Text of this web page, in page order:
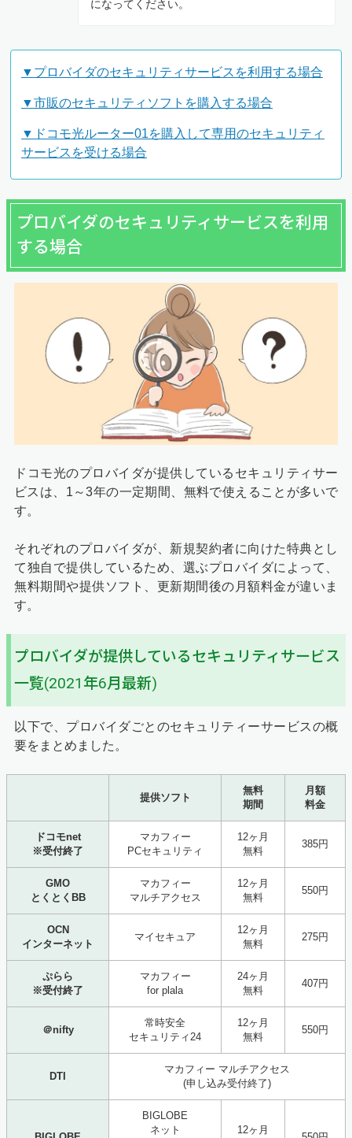
になってください。
▼プロバイダのセキュリティサービスを利用する場合
▼市販のセキュリティソフトを購入する場合
▼ドコモ光ルーター01を購入して専用のセキュリティ
サービスを受ける場合
プロバイダのセキュリティサービスを利用
する場合
ドコモ光のプロバイダが提供しているセキュリティサー
ビスは、1～3年の一定期間、無料で使えることが多いで
す。
それぞれのプロバイダが、新規契約者に向けた特典とし
て独自で提供しているため、選ぶプロバイダによって、
無料期間や提供ソフト、更新期間後の月額料金が違いま
す。
プロバイダが提供しているセキュリティサービス
一覧(2021年6月最新)
以下で、プロバイダごとのセキュリティーサービスの概
要をまとめました。
提供ソフト
無料
期間
月額
料金
ドコモnet
※受付終了
マカフィー
PCセキュリティ
12ヶ月
無料
385円
GMO
とくとくBB
マカフィー
マルチアクセス
12ヶ月
無料
550円
OCN
インターネット
マイセキュア
12ヶ月
無料
275円
ぷらら
※受付終了
マカフィー
for plala
24ヶ月
無料
407円
＠nifty
常時安全
セキュリティ24
12ヶ月
無料
550円
DTI
マカフィー マルチアクセス
(申し込み受付終了)
BIGLOBE
ネット
12ヶ月